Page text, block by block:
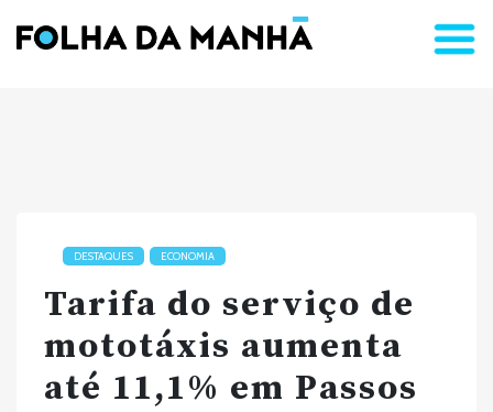
DESTAQUES ECONOMIA
Tarifa do serviço de
mototáxis aumenta
até 11,1% em Passos